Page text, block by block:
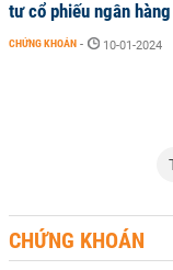
tư cổ phiếu ngân
CHỨNG KHOÁN - 10-01-2024
CHỨNG KHOÁN